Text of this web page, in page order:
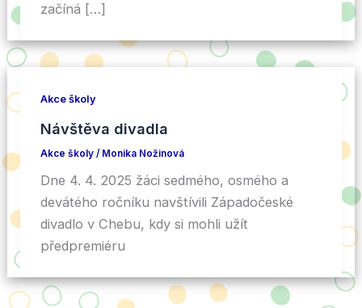
začíná […]
Akce školy
Návštěva divadla
Akce školy/ Monika Nožinová
Dne 4. 4. 2025 žáci sedmého, osmého a
devátého ročníku navštívili Západočeské
divadlo v Chebu, kdy si mohli užít
předpremiéru